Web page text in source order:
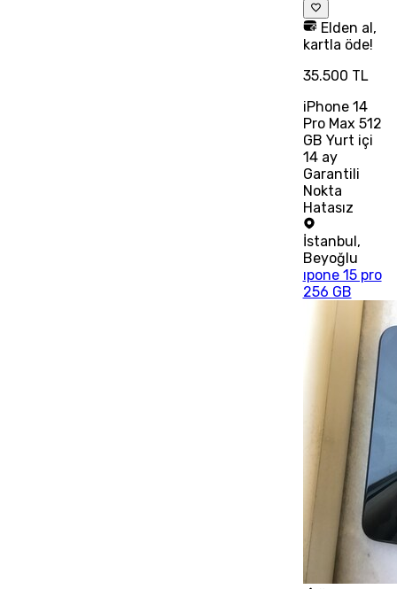
Elden al,
kartla öde!
35.500 TL
iPhone 14
Pro Max 512
GB Yurt içi
14 ay
Garantili
Nokta
Hatasız
İstanbul,
Beyoğlu
ıpone 15 pro
256 GB